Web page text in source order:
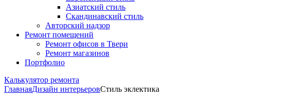
Азиатский стиль
Скандинавский стиль
Авторский надзор
Ремонт помещений
Ремонт офисов в Твери
Ремонт магазинов
Портфолио
Калькулятор ремонта
ГлавнаяДизайн интерьеровСтиль эклектика